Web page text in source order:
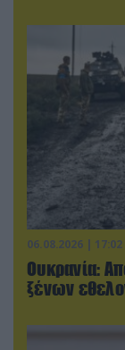
06.08.2026 | 17:02
Ουκρανία:
ξένων